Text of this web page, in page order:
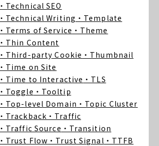
・Technical SEO
・Technical Writing ・Template
・Terms of Service ・Theme
・Thin Content
・Third-party Cookie ・Thumbnail
・Time on Site
・Time to Interactive ・TLS
・Toggle ・Tooltip
・Top-level Domain ・Topic Cluster
・Trackback ・Traffic
・Traffic Source ・Transition
・Trust Flow ・Trust Signal ・TTFB